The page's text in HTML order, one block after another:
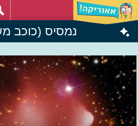
נמסיס (כוכב